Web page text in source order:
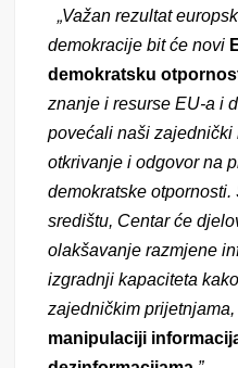
„Važan rezultat
demokracije bit će novi
demokratsku
znanje i resurse EU-a i
povećali naši zajednički
otkrivanje i odgovor na
demokratske
središtu, Centar će
olakšavanje razmjene
izgradnji kapaciteta
zajedničkim prijetnjama,
manipulaciji